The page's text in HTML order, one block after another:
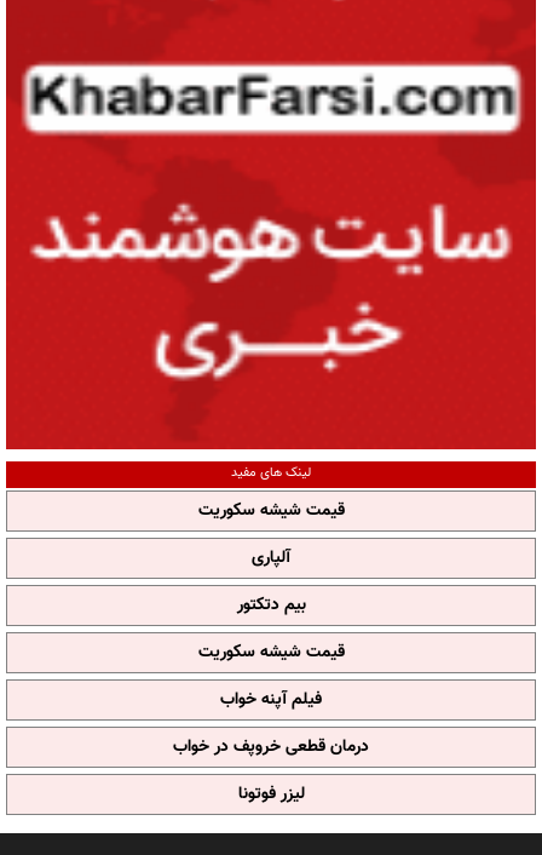
لینک های مفید
قیمت شیشه سکوریت
آلپاری
بیم دتکتور
قیمت شیشه سکوریت
فیلم آپنه خواب
درمان قطعی خروپف در خواب
لیزر فوتونا